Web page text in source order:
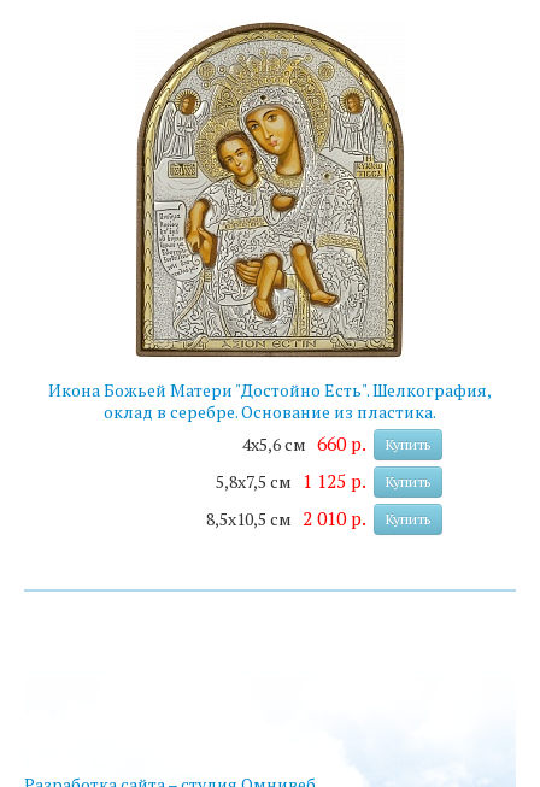
Икона Божьей Матери "Достойно Есть". Шелкография,
оклад в серебре. Основание из пластика.
4х5,6 см 660 р. Купить
5,8х7,5 см 1 125 р. Купить
8,5х10,5 см 2 010 р. Купить